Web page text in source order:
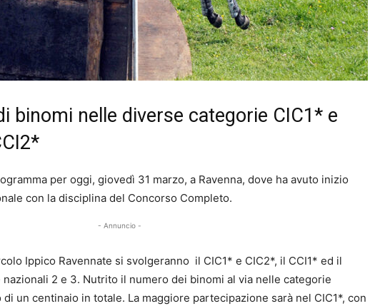
binomi nelle diverse categorie CIC1* e
per oggi, giovedì 31 marzo, a Ravenna, dove ha avuto inizio
con la disciplina del Concorso Completo.
- Annuncio -
Ippico Ravennate si svolgeranno il CIC1* e CIC2*, il CCI1* ed il
2 e 3. Nutrito il numero dei binomi al via nelle categorie
un centinaio in totale. La maggiore partecipazione sarà nel CIC1*, con